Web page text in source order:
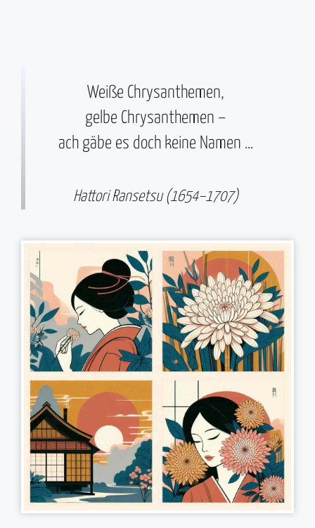
Weiße Chrysanthemen,
gelbe Chrysanthemen –
ach gäbe es doch keine Namen …
Hattori Ransetsu (1654–1707)